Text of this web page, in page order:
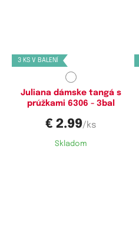
3 KS V BALENÍ
Juliana dámske tangá s
prúžkami 6306 - 3bal
€ 2.99/ks
Skladom